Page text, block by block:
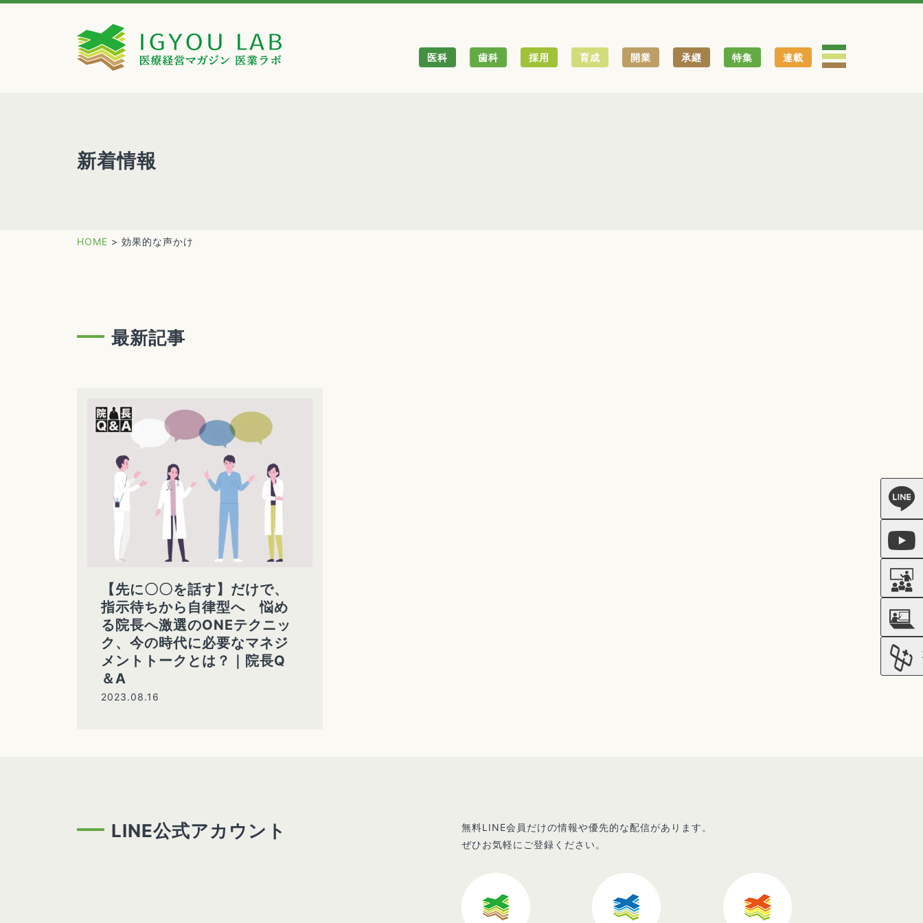
医科 歯科 採用 育成 開業 承継 特集 連載
新着情報
HOME > 効果的な声かけ
最新記事
【先に〇〇を話す】だけで、
指示待ちから自律型へ 悩め
る院長へ激選のONEテクニッ
ク、今の時代に必要なマネジ
メントトークとは？｜院長Q
＆A
2023.08.16
LINE公式アカウント
無料LINE会員だけの情報や優先的な配信があります。
ぜひお気軽にご登録ください。